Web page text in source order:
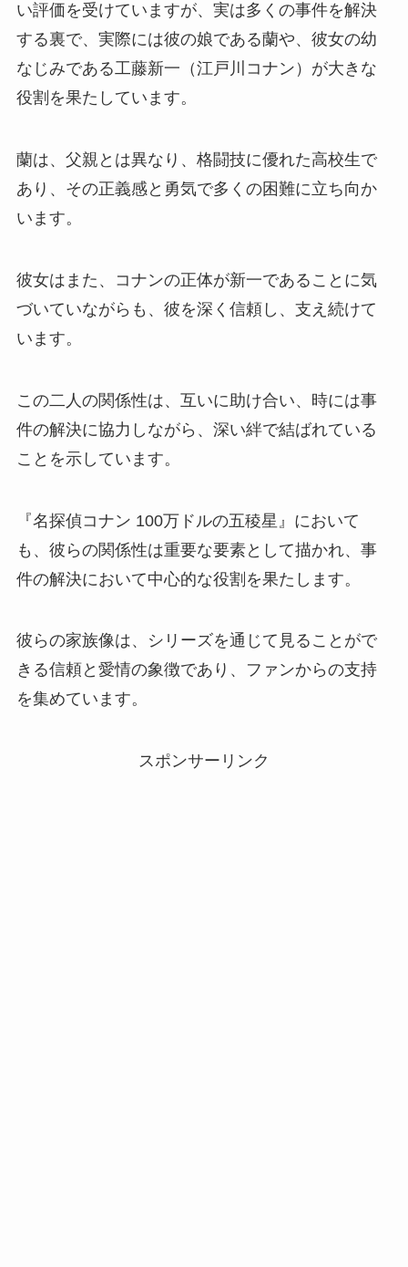
い評価を受けていますが、実は多くの事件を解決
する裏で、実際には彼の娘である蘭や、彼女の幼
なじみである工藤新一（江戸川コナン）が大きな
役割を果たしています。
蘭は、父親とは異なり、格闘技に優れた高校生で
あり、その正義感と勇気で多くの困難に立ち向か
います。
彼女はまた、コナンの正体が新一であることに気
づいていながらも、彼を深く信頼し、支え続けて
います。
この二人の関係性は、互いに助け合い、時には事
件の解決に協力しながら、深い絆で結ばれている
ことを示しています。
『名探偵コナン 100万ドルの五稜星』において
も、彼らの関係性は重要な要素として描かれ、事
件の解決において中心的な役割を果たします。
彼らの家族像は、シリーズを通じて見ることがで
きる信頼と愛情の象徴であり、ファンからの支持
を集めています。
スポンサーリンク